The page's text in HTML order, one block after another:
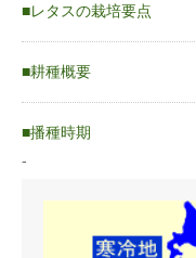
レタスの栽培要点
〇発芽適温15〜20℃
〇冷涼で降雨量の少ない
〇28℃以上になると発芽
〇高温と長日条件により
生育適温18〜23℃の気温
耕種概要
45
播種時期
-